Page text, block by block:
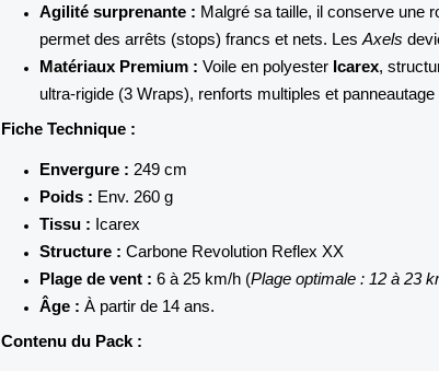
Agilité surprenante : Malgré sa taille, il conserve une
permet des arrêts (stops) francs et nets. LesAxels
Matériaux Premium : Voile en polyester Icarex,
ultra-rigide (3 Wraps), renforts multiples et panneautage
Fiche Technique :
Envergure : 249 cm
Poids : Env. 260 g
Tissu : Icarex
Structure : Carbone Revolution Reflex XX
Plage de vent : 6 à 25 km/h (Plage optimale : 12 à 23
Âge : À partir de 14 ans.
Contenu du Pack :